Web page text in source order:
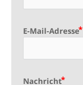
E-Mail-Adresse
Nachricht